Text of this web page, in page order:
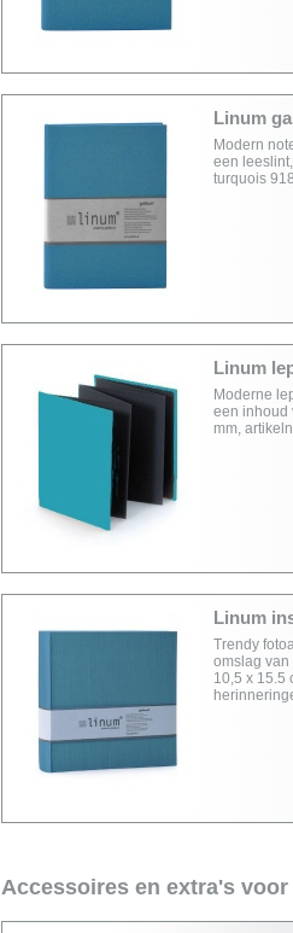
Linum
Modern
een
turquois
Linum
Moderne
een inhoud
mm,
Linum
Trendy
omslag van
10,5 x 15.5
Accessoires en extra's